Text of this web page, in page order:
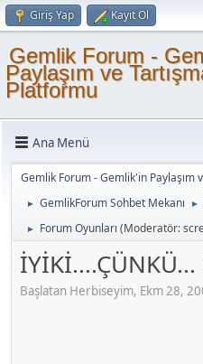
Giriş Yap Kayıt Ol
Gemlik Forum -
Paylaşım ve
Platformu
Ana Menü
Gemlik Forum - Gemlik'in Paylaşım
► GemlikForum Sohbet Mekanı ►
► Forum Oyunları (Moderatör:
Başlatan Herbiseyim, Ekm 28,